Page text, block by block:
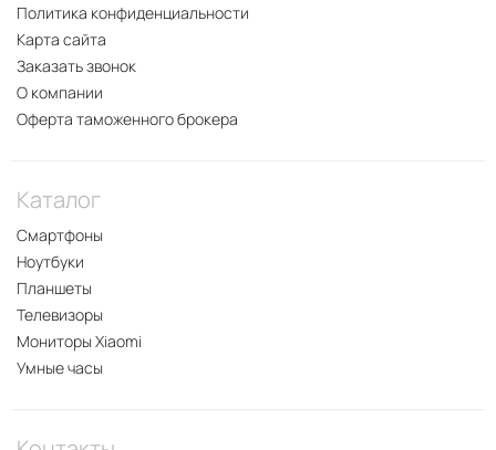
Политика конфиденциальности
Карта сайта
Заказать звонок
О компании
Оферта таможенного брокера
Каталог
Смартфоны
Ноутбуки
Планшеты
Телевизоры
Мониторы Xiaomi
Умные часы